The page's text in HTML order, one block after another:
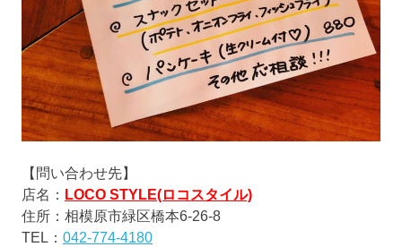
【問い合わせ先】
店名： LOCO STYLE(ロコスタイル)
住所：相模原市緑区橋本6-26-8
TEL： 042-774-4180